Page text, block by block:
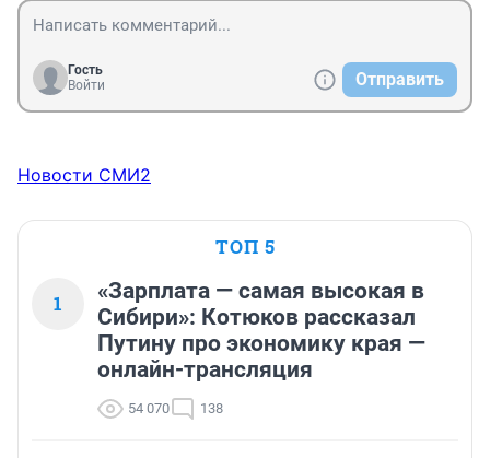
Гость
Войти
Отправить
Новости СМИ2
ТОП 5
1
«Зарплата — самая высокая в
Сибири»: Котюков рассказал
Путину про экономику края —
онлайн-трансляция
54 070 138